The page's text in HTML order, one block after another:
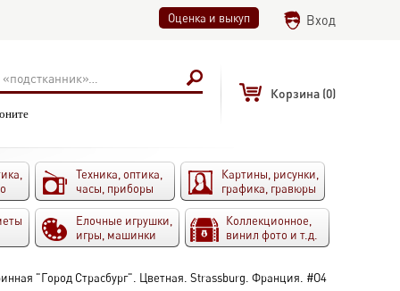
Оценка и выкуп Вход
Корзина (0)
Техника, оптика,
часы, приборы
Картины, рисунки,
графика, гравюры
Елочные игрушки,
игры, машинки
Коллекционное,
винил фото и т.д.
"Город Страсбург". Цветная. Strassburg. Франция. #O4